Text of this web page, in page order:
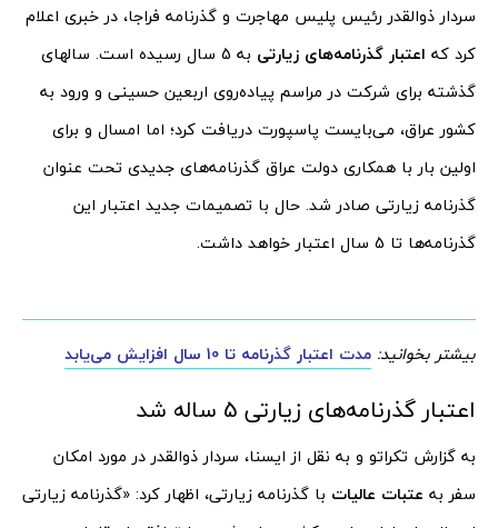
سردار ذوالقدر رئیس پلیس مهاجرت و گذرنامه فراجا، در خبری اعلام
کرد که اعتبار گذرنامه‌های زیارتی
به 5 سال رسیده است. سالهای
گذشته برای شرکت در مراسم پیاده‌روی اربعین حسینی و ورود به
کشور عراق، می‌بایست پاسپورت دریافت کرد؛ اما امسال و برای
اولین بار با همکاری دولت عراق گذرنامه‌های جدیدی تحت عنوان
گذرنامه زیارتی صادر شد. حال با تصمیمات جدید اعتبار این
گذرنامه‌ها تا 5 سال اعتبار خواهد داشت.
بیشتر بخوانید: مدت اعتبار گذرنامه تا 10 سال افزایش می‌یابد
اعتبار گذرنامه‌های زیارتی 5 ساله شد
به گزارش تکراتو و به نقل از ایسنا، سردار ذوالقدر در مورد امکان
سفر به عتبات عالیات با گذرنامه زیارتی، اظهار کرد: «گذرنامه زیارتی